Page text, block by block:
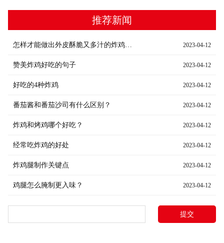
推荐新闻
怎样才能做出外皮酥脆又多汁的炸鸡腿？ 2023-04-12
赞美炸鸡好吃的句子 2023-04-12
好吃的4种炸鸡 2023-04-12
番茄酱和番茄沙司有什么区别？ 2023-04-12
炸鸡和烤鸡哪个好吃？ 2023-04-12
经常吃炸鸡的好处 2023-04-12
炸鸡腿制作关键点 2023-04-12
鸡腿怎么腌制更入味？ 2023-04-12